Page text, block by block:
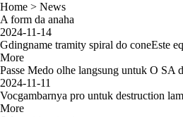
Home > News
A form da anaha
2024-11-14
Gdingname tramity spiral do coneEste
More
Passe Medo olhe langsung untuk O SA
2024-11-11
Vocgambarnya pro untuk destruction
More